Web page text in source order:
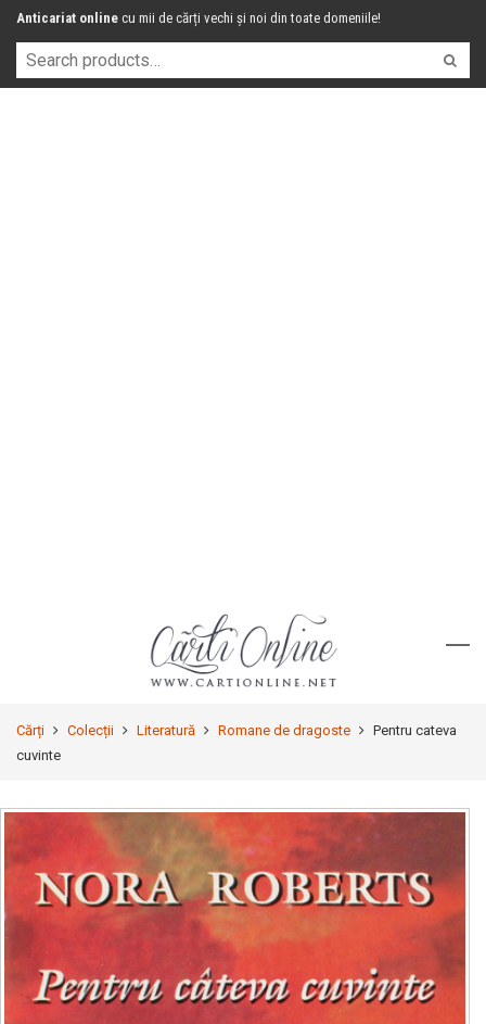
Anticariat online cu mii de cărți vechi și noi din toate domeniile!
Cărți Colecții Literatură Romane de dragoste
Pentru cateva
cuvinte